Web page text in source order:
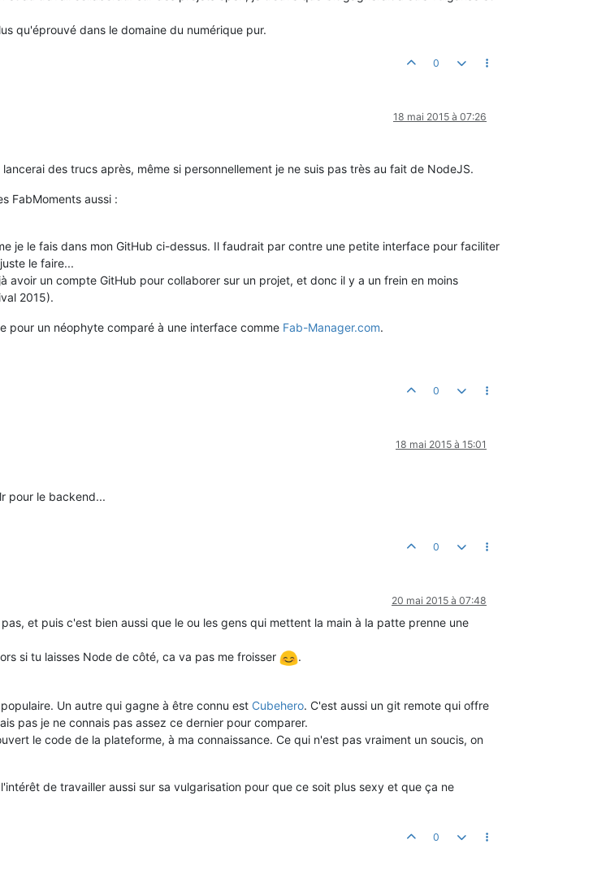
qu'éprouvé dans le domaine du numérique pur.
0
18 mai 2015 à 07:26
des trucs après, même si personnellement je ne suis pas très au fait de NodeJS.
FabMoments aussi :
je le fais dans mon GitHub ci-dessus. Il faudrait par contre une petite interface pour faciliter
le faire...
un compte GitHub pour collaborer sur un projet, et donc il y a un frein en moins
2015).
pour un néophyte comparé à une interface comme Fab-Manager.com.
0
18 mai 2015 à 15:01
pour le backend...
0
20 mai 2015 à 07:48
et puis c'est bien aussi que le ou les gens qui mettent la main à la patte prenne une
si tu laisses Node de côté, ca va pas me froisser
.
Un autre qui gagne à être connu est Cubehero. C'est aussi un git remote qui offre
pas je ne connais pas assez ce dernier pour comparer.
le code de la plateforme, à ma connaissance. Ce qui n'est pas vraiment un soucis, on
de travailler aussi sur sa vulgarisation pour que ce soit plus sexy et que ça ne
0